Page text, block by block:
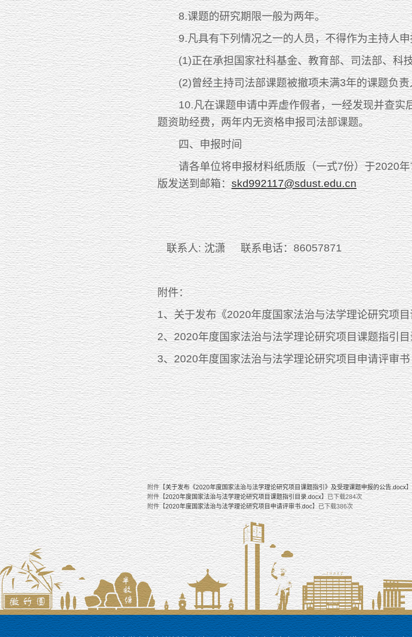
8.课题的研究期限一般为两年。
9.凡具有下列情况之一的人员，不得作为主持人申
(1)正在承担国家社科基金、教育部、司法部、科技
(2)曾经主持司法部课题被撤项未满3年的课题负责
10.凡在课题申请中弄虚作假者，一经发现并查实
题资助经费，两年内无资格申报司法部课题。
四、申报时间
请各单位将申报材料纸质版（一式7份）于2020年
版发送到邮箱：skd992117@sdust.edu.cn
联系人: 沈潇 联系电话：86057871
附件：
1、关于发布《2020年度国家法治与法学理论研究项
2、2020年度国家法治与法学理论研究项目课题指引
3、2020年度国家法治与法学理论研究项目申请评审书
附件【关于发布《2020年度国家法治与法学理论研究项目课题指引》及受理课题申报的公告.docx
附件【2020年度国家法治与法学理论研究项目课题指引目录.docx】已下载284次
附件【2020年度国家法治与法学理论研究项目申请评审书.doc】已下载386次